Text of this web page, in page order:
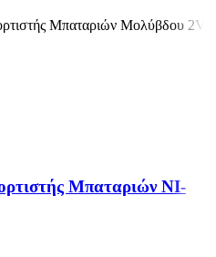
Μπαταριών Μολύβδου 2V-
Μπαταριών NI-